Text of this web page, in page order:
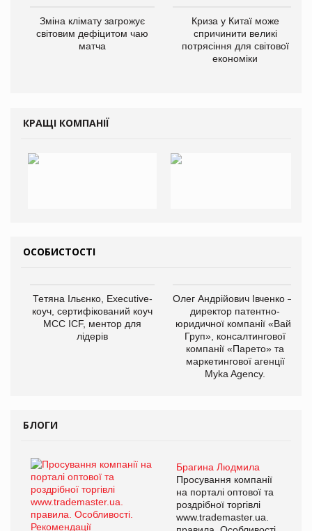
Зміна клімату загрожує
світовим дефіцитом чаю
матча
Криза у Китаї може
спричинити великі
потрясіння для світової
економіки
КРАЩІ КОМПАНІЇ
ОСОБИСТОСТІ
Тетяна Ільєнко, Executive-
коуч, сертифікований коуч
МСС ICF, ментор для
лідерів
Олег Андрійович Івченко —
директор патентно-
юридичної компанії «Вайз
Груп», консалтингової
компанії «Парето» та
маркетингової агенції
Myka Agency.
БЛОГИ
Брагина Людмила
Просування компанії
на порталі оптової та
роздрібної торгівлі
www.trademaster.ua.